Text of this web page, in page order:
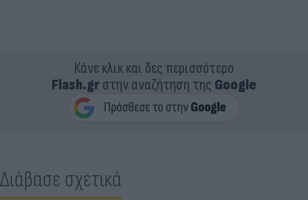
Κάνε κλικ και δες περισσότερο
Flash.grστην αναζήτηση της Google
Διάβασε σχετικά